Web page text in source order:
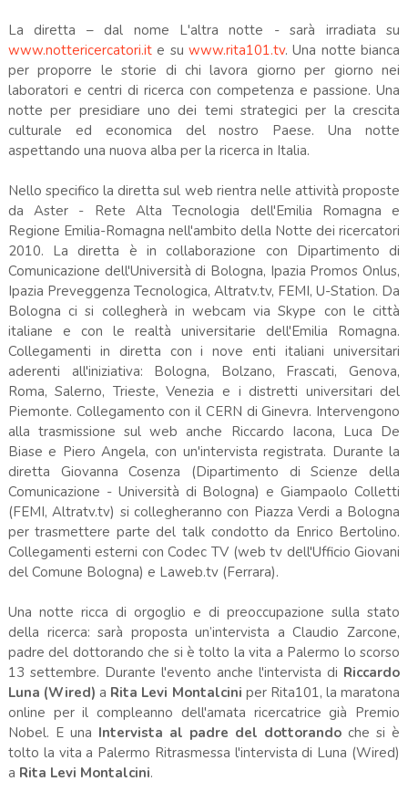
La diretta – dal nome L'altra notte - sarà irradiata su
www.nottericercatori.ite su www.rita101.tv. Una notte bianca
per proporre le storie di chi lavora giorno per giorno nei
laboratori e centri di ricerca con competenza e passione. Una
notte per presidiare uno dei temi strategici per la crescita
culturale ed economica del nostro Paese. Una notte
aspettando una nuova alba per la ricerca in Italia.
Nello specifico la diretta sul web rientra nelle attività proposte
da Aster - Rete Alta Tecnologia dell'Emilia Romagna e
Regione Emilia-Romagna nell'ambito della Notte dei ricercatori
2010. La diretta è in collaborazione con Dipartimento di
Comunicazione dell'Università di Bologna, Ipazia Promos Onlus,
Ipazia Preveggenza Tecnologica, Altratv.tv, FEMI, U-Station. Da
Bologna ci si collegherà in webcam via Skype con le città
italiane e con le realtà universitarie dell'Emilia Romagna.
Collegamenti in diretta con i nove enti italiani universitari
aderenti all'iniziativa: Bologna, Bolzano, Frascati, Genova,
Roma, Salerno, Trieste, Venezia e i distretti universitari del
Piemonte. Collegamento con il CERN di Ginevra. Intervengono
alla trasmissione sul web anche Riccardo Iacona, Luca De
Biase e Piero Angela, con un'intervista registrata. Durante la
diretta Giovanna Cosenza (Dipartimento di Scienze della
Comunicazione - Università di Bologna) e Giampaolo Colletti
(FEMI, Altratv.tv) si collegheranno con Piazza Verdi a Bologna
per trasmettere parte del talk condotto da Enrico Bertolino.
Collegamenti esterni con Codec TV (web tv dell'Ufficio Giovani
del Comune Bologna) e Laweb.tv (Ferrara).
Una notte ricca di orgoglio e di preoccupazione sulla stato
della ricerca: sarà proposta un’intervista a Claudio Zarcone,
padre del dottorando che si è tolto la vita a Palermo lo scorso
13 settembre. Durante l'evento anche l'intervista di Riccardo
Luna (Wired) a Rita Levi Montalcini per Rita101, la maratona
online per il compleanno dell'amata ricercatrice già Premio
Nobel. E una Intervista al padre del dottorando che si è
tolto la vita a Palermo Ritrasmessa l'intervista di Luna (Wired)
a Rita Levi Montalcini.